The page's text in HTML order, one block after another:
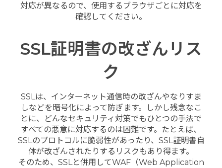
対応が異なるので、使用するブラウザごとに対応を
確認してください。
SSL証明書の改ざんリス
ク
SSLは、インターネット通信時の改ざんやなりすま
しなどを暗号化によって防ぎます。しかし残念なこ
とに、どんなセキュリティ対策でもひとつの手法で
すべての悪意に対応するのは困難です。たとえば、
SSLのプロトコルに脆弱性があったり、SSL証明書自
体が改ざんされたりするリスクもあり得ます。
そのため、SSLと併用してWAF（Web Application